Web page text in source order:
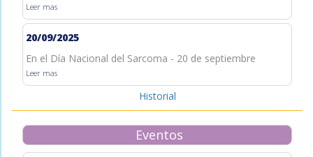
Leer mas
20/09/2025
En el Día Nacional del Sarcoma - 20 de septiembre
Leer mas
Historial
Eventos